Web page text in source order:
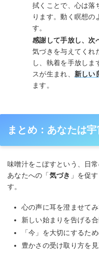
拭くことで、心は落
ります。動く瞑想の
す。
感謝して手放し、次
気づきを与えてくれ
し、執着を手放しま
スが生まれ、 新しい
ます。
まとめ：あなたは
味噌汁をこぼすという、日
あなたへの「気づき 」を促す
す。
心の声に耳を澄ませて
新しい始まりを告げる合
「今」を大切にするた
豊かさの受け取り方を